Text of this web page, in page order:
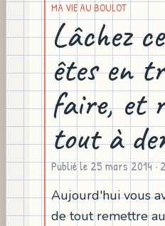
MA VIE AU BOULOT
Lâchez
êtes en
faire, et
tout à
Publié le25 mars 2014·
Aujourd'hui vous
de tout remettre